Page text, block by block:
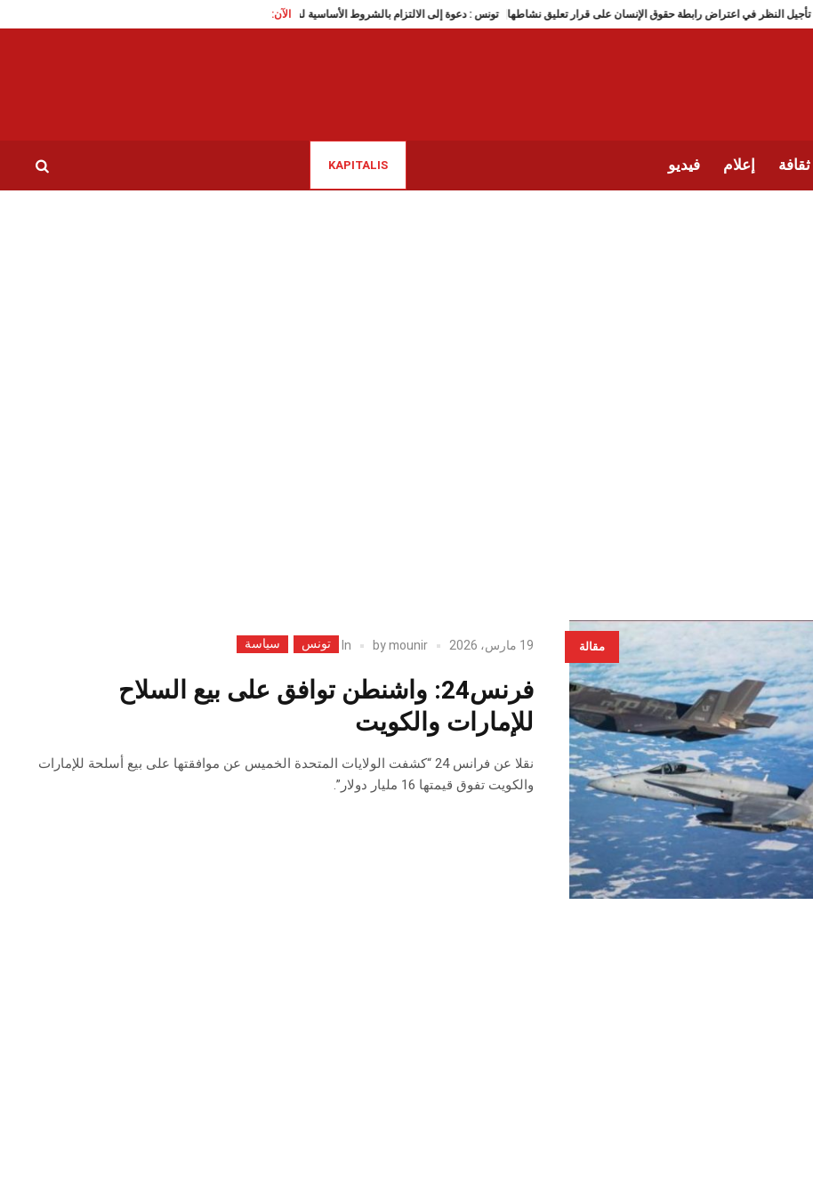
الآن: تونس : تأجيل النظر في اعتراض رابطة حقوق الإنسان على قرار تعليق نشاطها تونس : دعوة إلى الالتزام بالشروط الأساسية لسلامة الأغذية
ثقافة إعلام فيديو KAPITALIS
مقالة 19 مارس، 2026 bymounir
In تونس سياسة
فرنس24: واشنطن توافق على بيع السلاح
للإمارات والكويت
نقلا عن فرانس 24 “كشفت الولايات المتحدة الخميس عن موافقتها على بيع أسلحة للإمارات
والكويت تفوق قيمتها 16 مليار دولار”.